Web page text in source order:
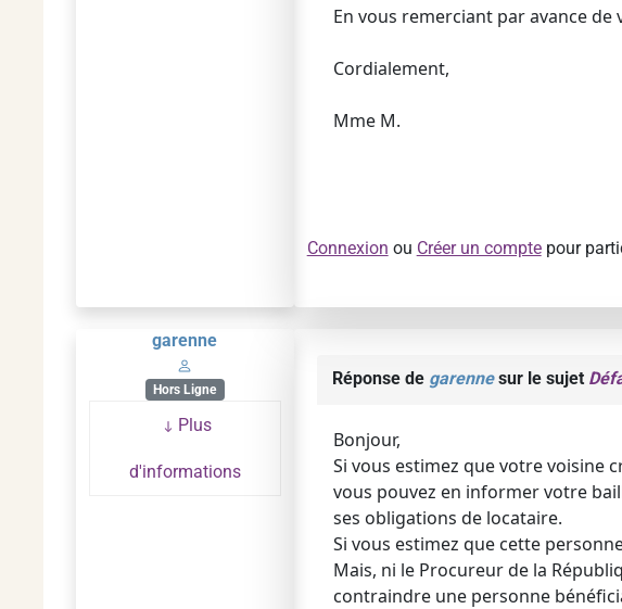
En vous remerciant par avance de
Cordialement,
Mme M.
Connexion ou Créer un comptepour
garenne
Hors Ligne
Plus
d'informations
Réponse de garennesur le sujet
Bonjour,
Si vous estimez que votre voisine
vous pouvez en informer votre
ses obligations de locataire.
Si vous estimez que cette
Mais, ni le Procureur de la
contraindre une personne